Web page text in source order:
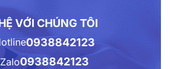
VỚI CHÚNG TÔI
0938842123
Zalo0938842123